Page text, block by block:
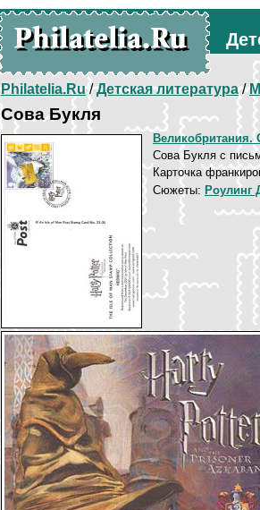
Philatelia.Ru/Детская литература/
Сова Букля
Великобритания.
Сова Букля с
Карточка
Сюжеты: Роулинг